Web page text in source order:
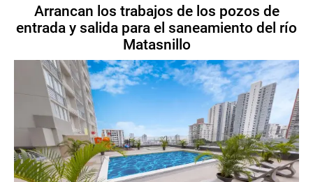
Arrancan los trabajos de los pozos de
entrada y salida para el saneamiento del río
Matasnillo